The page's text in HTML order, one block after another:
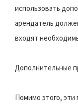
использовать
арендатель
входят
Дополнительные
Помимо этого,